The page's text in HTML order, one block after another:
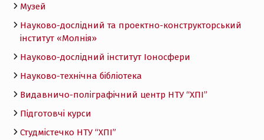
Музей
Науково-дослідний та проектно-конструкторський
інститут «Молнія»
Науково-дослідний інститут Іоносфери
Науково-технічна бібліотека
Видавничо-поліграфічний центр НТУ “ХПІ”
Підготовчі курси
Студмістечко НТУ “ХПІ”